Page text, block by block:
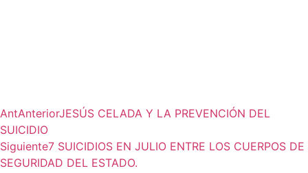
AntAnteriorJESÚS CELADA Y LA PREVENCIÓN DEL
SUICIDIO
Siguiente7 SUICIDIOS EN JULIO ENTRE LOS CUERPOS DE
SEGURIDAD DEL ESTADO.